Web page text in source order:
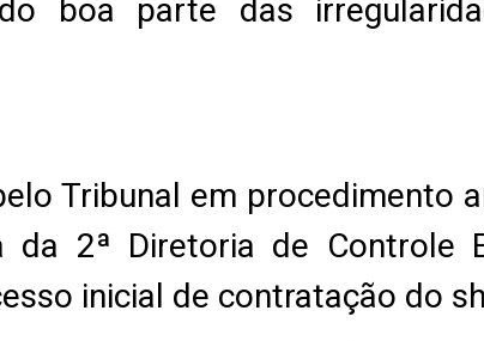
boa parte das
Tribunal em procedimento
2ª Diretoria de Controle
inicial de contratação do